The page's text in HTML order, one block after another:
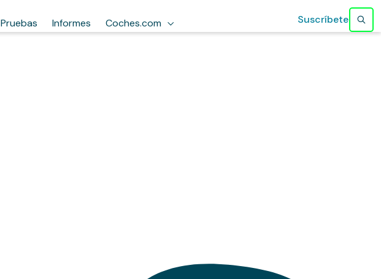
Pruebas Informes Coches.com Suscríbete